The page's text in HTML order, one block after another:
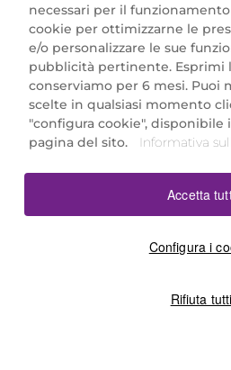
Marionnaud Parfumeries Italia
Largo Fiera Milano 5, 20017
REA Milano 1650024 con P.IVA
SCARICA LA NOSTRA APP
necessari per il
cookie per ottimizzarne le
e/o personalizzare le sue
pubblicità pertinente. Esprimi
conserviamo per 6 mesi. Puoi
scelte in qualsiasi momento
"configura cookie", disponibile
pagina del sito.
Informativa
Configura i
Rifiuta tutti
Accetta